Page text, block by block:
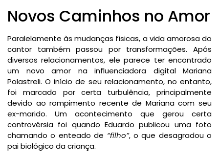
Novos Caminhos no Amor
Paralelamente às mudanças físicas, a vida amorosa do
cantor também passou por transformações. Após
diversos relacionamentos, ele parece ter encontrado
um novo amor na influenciadora digital Mariana
Polastreli. O início de seu relacionamento, no entanto,
foi marcado por certa turbulência, principalmente
devido ao rompimento recente de Mariana com seu
ex-marido. Um acontecimento que gerou certa
controvérsia foi quando Eduardo publicou uma foto
chamando o enteado de “filho”, o que desagradou o
pai biológico da criança.